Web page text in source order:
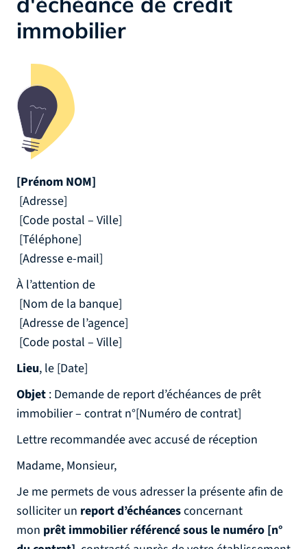
immobilier
[Prénom NOM]
[Adresse]
[Code postal – Ville]
[Téléphone]
[Adresse e-mail]
À l’attention de
[Nom de la banque]
[Adresse de l’agence]
[Code postal – Ville]
Lieu, le [Date]
Objet : Demande de report d’échéances de prêt
immobilier – contrat n°[Numéro de contrat]
Lettre recommandée avec accusé de réception
Madame, Monsieur,
Je me permets de vous adresser la présente afin de
solliciter un report d’échéancesconcernant
mon prêt immobilier référencé sous le numéro [n°